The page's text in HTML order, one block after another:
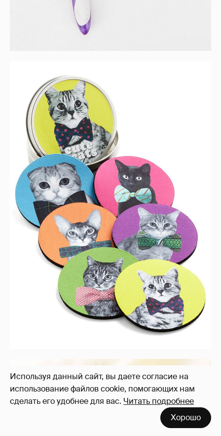
Используя данный сайт, вы даете согласие на
использование файлов cookie, помогающих нам
сделать его удобнее для вас. Читать подробнее
Хорошо